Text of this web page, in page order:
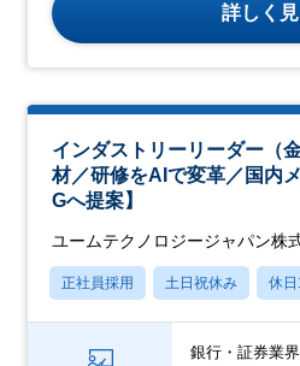
詳しく
インダストリーリーダー（
材／研修をAIで変革／国内
Gへ提案】
ユームテクノロジージャパン株
正社員採用 土日祝休み 休
銀行・証券業